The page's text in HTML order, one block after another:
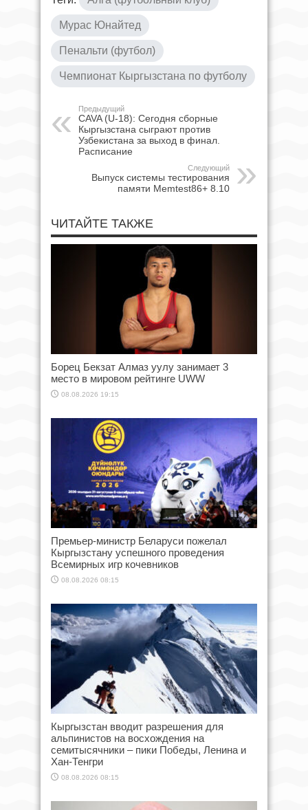
Мурас Юнайтед
Пенальти (футбол)
Чемпионат Кыргызстана по футболу
Предыдущий
CAVA (U-18): Сегодня сборные
Кыргызстана сыграют против
Узбекистана за выход в финал.
Расписание
Следующий
Выпуск системы тестирования
памяти Memtest86+ 8.10
ЧИТАЙТЕ ТАКЖЕ
Борец Бекзат Алмаз уулу занимает 3
место в мировом рейтинге UWW
08.08.2026 19:15
Премьер-министр Беларуси пожелал
Кыргызстану успешного проведения
Всемирных игр кочевников
08.08.2026 08:15
Кыргызстан вводит разрешения для
альпинистов на восхождения на
семитысячники – пики Победы, Ленина и
Хан-Тенгри
08.08.2026 08:15